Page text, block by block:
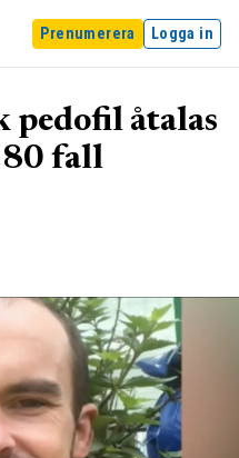
Prenumerera Logga in
pedofil åtalas
fall